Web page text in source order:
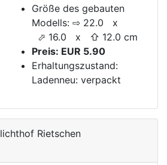
Größe des gebauten
Modells: ⇨ 22.0 x
⬀ 16.0 x ⇧ 12.0 cm
Preis: EUR 5.90
Erhaltungszustand:
Ladenneu: verpackt
Rietschen